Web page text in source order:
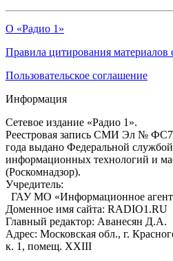
О «Радио 1»
Правила цитирования материалов
Пользовательское соглашение
Информация
Сетевое издание «Радио 1».
Реестровая запись СМИ Эл №
года выдано Федеральной
информационных технологий и
(Роскомнадзор).
Учредитель:
ГАУ МО «Информационное
Доменное имя сайта: RADIO1.RU
Главный редактор: Аванесян Д.А.
Адрес: Московская обл., г.
к. 1, помещ. XXIII